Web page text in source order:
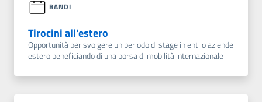
BANDI
Tirocini all'estero
Opportunità per svolgere un periodo di stage in enti o aziende
estero beneficiando di una borsa di mobilità internazionale